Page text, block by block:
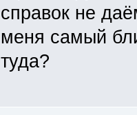
справок не
меня самый
туда?